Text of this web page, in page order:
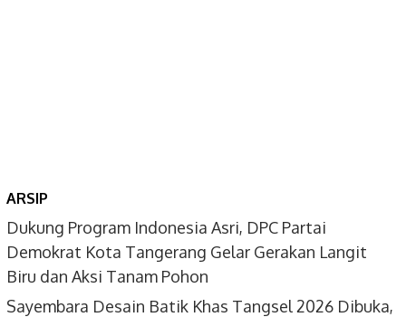
ARSIP
Dukung Program Indonesia Asri, DPC Partai
Demokrat Kota Tangerang Gelar Gerakan Langit
Biru dan Aksi Tanam Pohon
Sayembara Desain Batik Khas Tangsel 2026 Dibuka,